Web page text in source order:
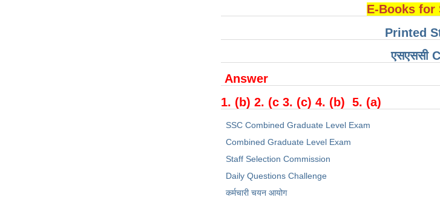
E-Books for
Printed
एसएससी
Answer
1. (b) 2. (c 3. (c) 4. (b) 5. (a)
SSC Combined Graduate Level Exam
Combined Graduate Level Exam
Staff Selection Commission
Daily Questions Challenge
कर्मचारी चयन आयोग